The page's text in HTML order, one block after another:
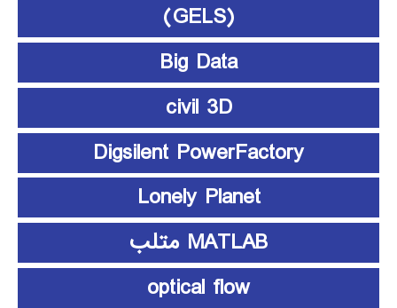
(GELS)
Big Data
civil 3D
Digsilent PowerFactory
Lonely Planet
MATLAB متلب
optical flow